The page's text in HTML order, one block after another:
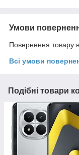
Умови
Повернення товару
Всі умови
Подібні товари